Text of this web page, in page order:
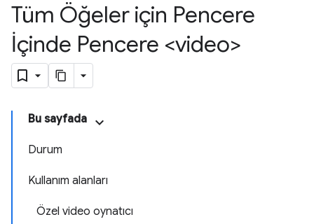
Tüm Öğeler için Pencere
İçinde Pencere <video>
Bu sayfada
Durum
Kullanım alanları
Özel video oynatıcı